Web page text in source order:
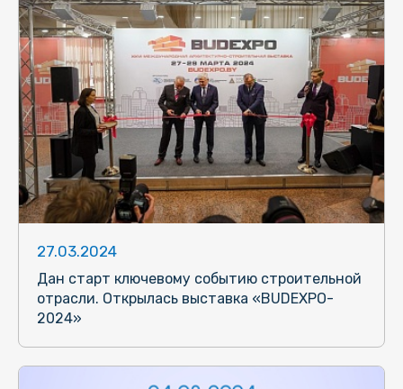
27.03.2024
Дан старт ключевому событию строительной
отрасли. Открылась выставка «BUDEXPO-
2024»